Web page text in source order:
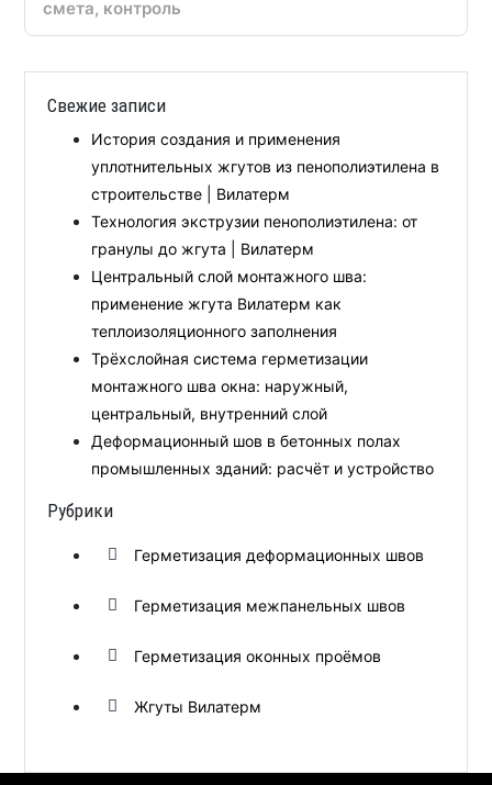
смета, контроль
Свежие записи
История создания и применения
уплотнительных жгутов из пенополиэтилена в
строительстве | Вилатерм
Технология экструзии пенополиэтилена: от
гранулы до жгута | Вилатерм
Центральный слой монтажного шва:
применение жгута Вилатерм как
теплоизоляционного заполнения
Трёхслойная система герметизации
монтажного шва окна: наружный,
центральный, внутренний слой
Деформационный шов в бетонных полах
промышленных зданий: расчёт и устройство
Рубрики
Герметизация деформационных швов
Герметизация межпанельных швов
Герметизация оконных проёмов
Жгуты Вилатерм